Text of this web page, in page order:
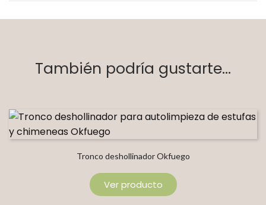
También podría gustarte...
Tronco deshollinador Okfuego
Ver producto